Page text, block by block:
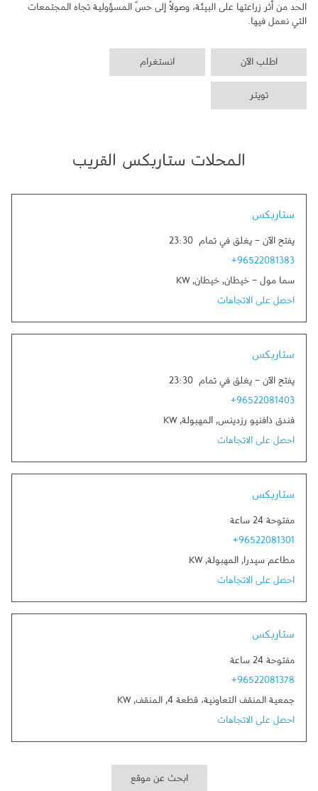
التي نعمل فيها.
اطلب الآن انستغرام
تويتر
المحلات ستاربكس القريب
ستاربكس
يفتح الآن - يغلق في تمام 23:30
+96522081383
سما مول - خيطان, خيطان,
KW
احصل على الاتجاهات
ستاربكس
يفتح الآن - يغلق في تمام 23:30
+96522081403
فندق ذافنيو رزدينس, المهبولة,
KW
احصل على الاتجاهات
ستاربكس
مفتوحة 24 ساعة
+96522081301
مطاعم سيدرا, المهبولة,
KW
احصل على الاتجاهات
ستاربكس
مفتوحة 24 ساعة
+96522081378
جمعية المنقف التعاونية، قطعة 4 , المنقف,
KW
احصل على الاتجاهات
ابحث عن موقع